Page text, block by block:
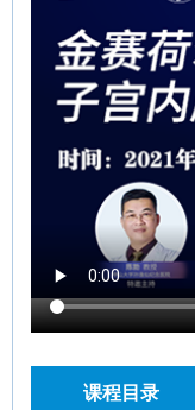
课程目录